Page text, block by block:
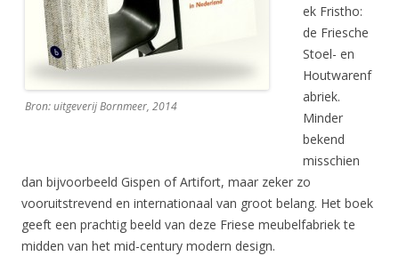
Bron: uitgeverij Bornmeer, 2014
ek Fristho:
de Friesche
Stoel- en
Houtwarenf
abriek.
Minder
bekend
misschien
dan bijvoorbeeld Gispen of Artifort, maar zeker zo
vooruitstrevend en internationaal van groot belang. Het boek
geeft een prachtig beeld van deze Friese meubelfabriek te
midden van het mid-century modern design.